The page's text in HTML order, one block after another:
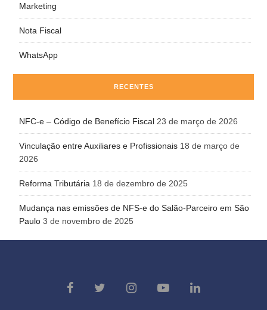
Marketing
Nota Fiscal
WhatsApp
RECENTES
NFC-e – Código de Benefício Fiscal 23 de março de 2026
Vinculação entre Auxiliares e Profissionais 18 de março de
2026
Reforma Tributária 18 de dezembro de 2025
Mudança nas emissões de NFS-e do Salão-Parceiro em São
Paulo 3 de novembro de 2025